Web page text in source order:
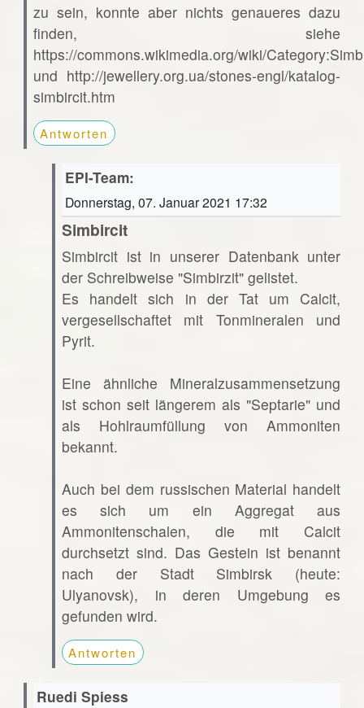
zu sein, konnte aber nichts genaueres dazu
finden, siehe
https://commons.wikimedia.org/wiki/
und http://jewellery.org.ua/stones-engl/katalog-
simbircit.htm
Antworten
EPI-Team:
Donnerstag, 07. Januar 2021 17:32
Simbircit
Simbircit ist in unserer Datenbank unter
der Schreibweise "Simbirzit" gelistet.
Es handelt sich in der Tat um Calcit,
vergesellschaftet mit Tonmineralen und
Pyrit.
Eine ähnliche Mineralzusammensetzung
ist schon seit längerem als "Septarie" und
als Hohlraumfüllung von Ammoniten
bekannt.
Auch bei dem russischen Material handelt
es sich um ein Aggregat aus
Ammonitenschalen, die mit Calcit
durchsetzt sind. Das Gestein ist benannt
nach der Stadt Simbirsk (heute:
Ulyanovsk), in deren Umgebung es
gefunden wird.
Antworten
Ruedi Spiess